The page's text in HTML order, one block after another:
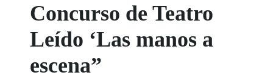
Concurso de Teatro
Leído ‘Las manos a
escena”